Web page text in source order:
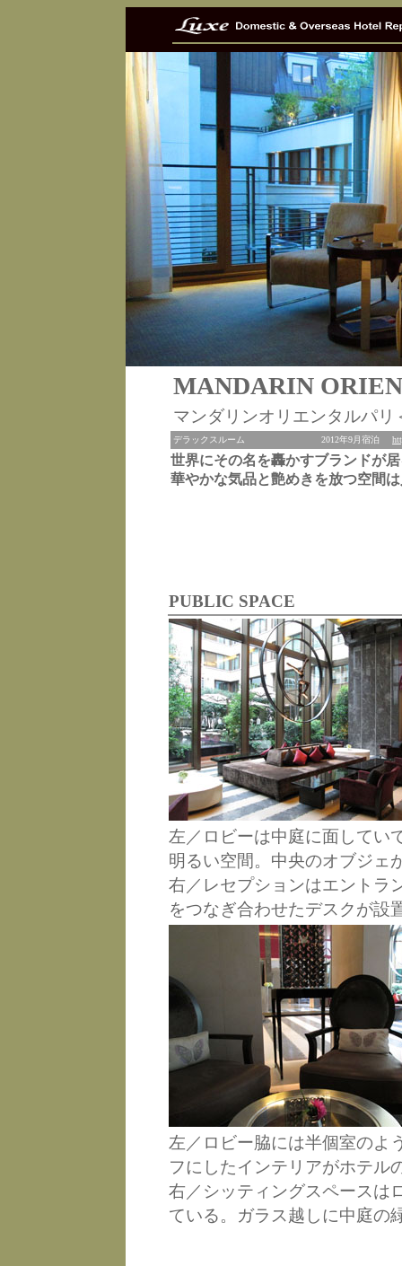
MANDARIN
マンダリンオリエンタルパリ
デラックスルーム 2012年9月宿泊
世界にその名を轟かすブランドが
華やかな気品と艶めきを放つ空間
PUBLIC SPACE
左／ロビーは中庭に面してい
明るい空間。中央のオブジェ
右／レセプションはエントラ
をつなぎ合わせたデスクが設
左／ロビー脇には半個室のよ
フにしたインテリアがホテル
右／シッティングスペースは
ている。ガラス越しに中庭の